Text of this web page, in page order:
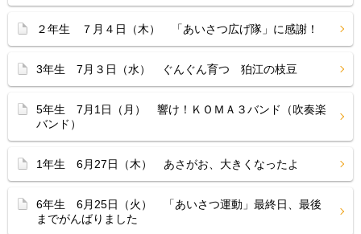
２年生 ７月４日（木） 「あいさつ広げ隊」に感謝！
3年生 7月３日（水） ぐんぐん育つ 狛江の枝豆
5年生 7月1日（月） 響け！ＫＯＭＡ３バンド（吹奏楽
バンド）
1年生 6月27日（木） あさがお、大きくなったよ
6年生 6月25日（火） 「あいさつ運動」最終日、最後
までがんばりました